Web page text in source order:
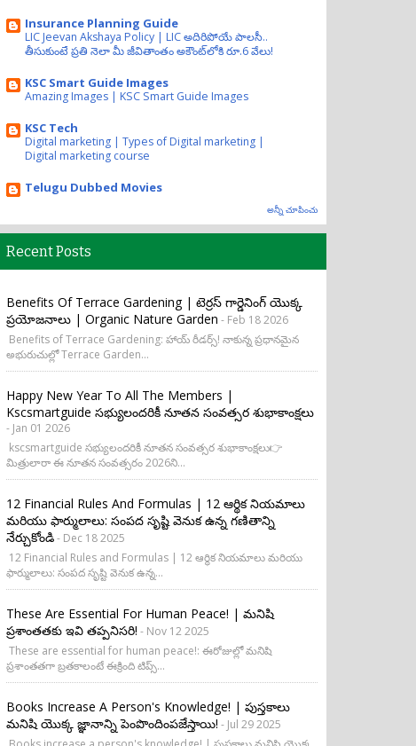
Insurance Planning Guide
LIC Jeevan Akshaya Policy | LIC అదిరిపోయే పాలసీ..
తీసుకుంటే ప్రతి నెలా మీ జీవితాంతం అకౌంట్‌లోకి రూ.6 వేలు!
KSC Smart Guide Images
Amazing Images | KSC Smart Guide Images
KSC Tech
Digital marketing | Types of Digital marketing |
Digital marketing course
Telugu Dubbed Movies
అన్నీ చూపించు
Recent Posts
Benefits Of Terrace Gardening | టెర్రస్ గార్డెనింగ్ యొక్క
ప్రయోజనాలు | Organic Nature Garden - Feb 18 2026
Benefits of Terrace Gardening: హాయ్ రీడర్స్! నాకున్న ప్రధానమైన
అభురుచుల్లో Terrace Garden...
Happy New Year To All The Members |
Kscsmartguide సభ్యులందరికీ నూతన సంవత్సర శుభాకాంక్షలు
- Jan 01 2026
kscsmartguide సభ్యులందరికీ నూతన సంవత్సర శుభాకాంక్షలు👉
మిత్రులారా ఈ నూతన సంవత్సరం 2026ని...
12 Financial Rules And Formulas | 12 ఆర్థిక నియమాలు
మరియు ఫార్ములాలు: సంపద సృష్టి వెనుక ఉన్న గణితాన్ని
నేర్చుకోండి- Dec 18 2025
12 Financial Rules and Formulas | 12 ఆర్థిక నియమాలు మరియు
ఫార్ములాలు: సంపద సృష్టి వెనుక ఉన్న...
These Are Essential For Human Peace! | మనిషి
ప్రశాంతతకు ఇవి తప్పనిసరి! - Nov 12 2025
These are essential for human peace!: ఈరోజుల్లో మనిషి
ప్రశాంతతగా బ్రతకాలంటే ఈక్రింది టిప్స్...
Books Increase A Person's Knowledge! | పుస్తకాలు
మనిషి యొక్క జ్ఞానాన్ని పెంపొందింపజేస్తాయి! - Jul 29 2025